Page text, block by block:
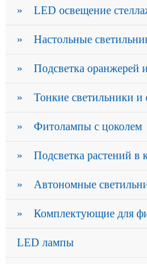
» LED освещение
» Настольные
» Подсветка оранжерей
» Тонкие светильники и
» Фитолампы с цоколем
» Подсветка растений в
» Автономные
» Комплектующие для
LED лампы